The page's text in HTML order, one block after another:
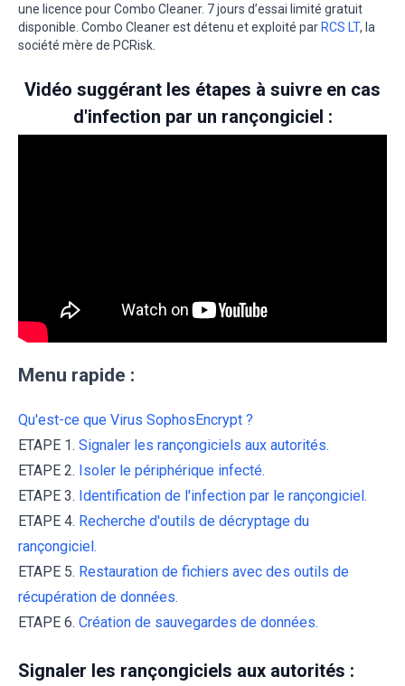
une licence pour Combo Cleaner. 7 jours d’essai limité gratuit
disponible. Combo Cleaner est détenu et exploité par RCS LT, la
société mère de PCRisk.
Vidéo suggérant les étapes à suivre en cas
d'infection par un rançongiciel :
Menu rapide :
Qu'est-ce que Virus SophosEncrypt ?
ETAPE 1. Signaler les rançongiciels aux autorités.
ETAPE 2. Isoler le périphérique infecté.
ETAPE 3. Identification de l'infection par le rançongiciel.
ETAPE 4. Recherche d'outils de décryptage du
rançongiciel.
ETAPE 5. Restauration de fichiers avec des outils de
récupération de données.
ETAPE 6. Création de sauvegardes de données.
Signaler les rançongiciels aux autorités :